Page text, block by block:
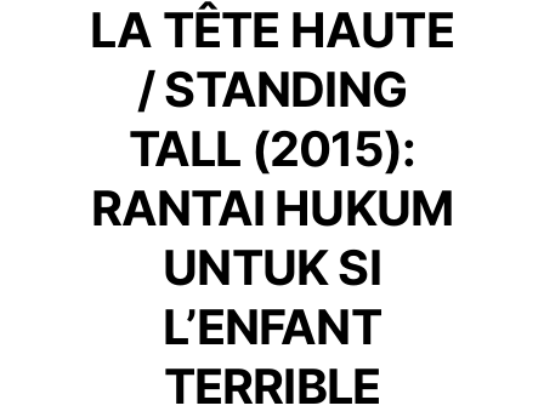
LA TÊTE HAUTE
/ STANDING
TALL (2015):
RANTAI HUKUM
UNTUK SI
L’ENFANT
TERRIBLE